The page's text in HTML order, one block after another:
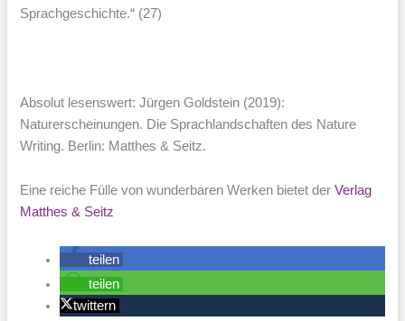
Sprachgeschichte.“ (27)
Absolut lesenswert: Jürgen Goldstein (2019):
Naturerscheinungen. Die Sprachlandschaften des Nature
Writing. Berlin: Matthes & Seitz.
Eine reiche Fülle von wunderbaren Werken bietet derVerlag
Matthes & Seitz
teilen
teilen
twittern